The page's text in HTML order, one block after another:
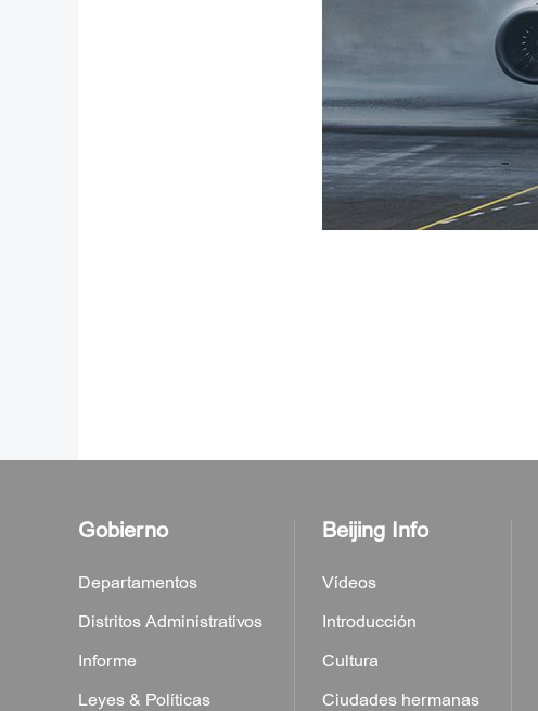
Gobierno
Departamentos
Distritos Administrativos
Informe
Leyes & Políticas
Beijing Info
Vídeos
Introducción
Cultura
Ciudades hermanas